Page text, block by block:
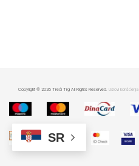
Copyright © 2026 Treći Trg All Rights Reserved. Uslovi korišćenja
SR